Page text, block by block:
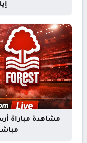
مشاهدة مباراة